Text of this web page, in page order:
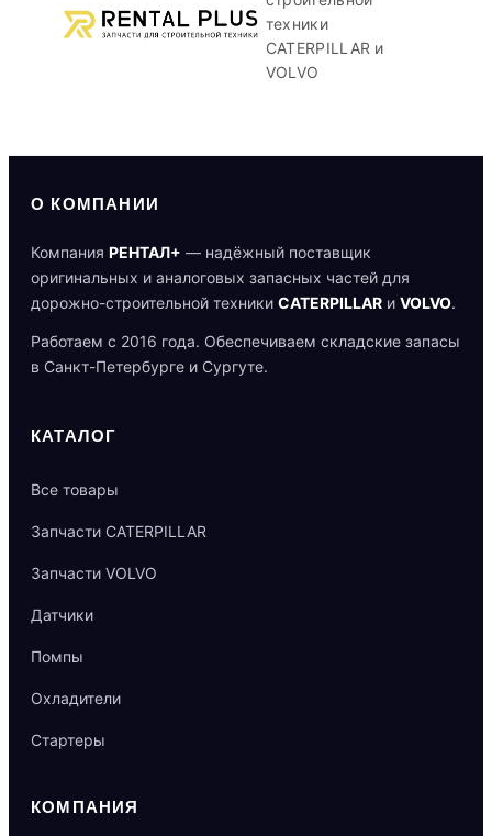
техники
CATERPILLAR и
VOLVO
О КОМПАНИИ
Компания РЕНТАЛ+ — надёжный поставщик
оригинальных и аналоговых запасных частей для
дорожно-строительной техники CATERPILLAR и VOLVO.
Работаем с 2016 года. Обеспечиваем складские запасы
в Санкт-Петербурге и Сургуте.
КАТАЛОГ
Все товары
Запчасти CATERPILLAR
Запчасти VOLVO
Датчики
Помпы
Охладители
Стартеры
КОМПАНИЯ